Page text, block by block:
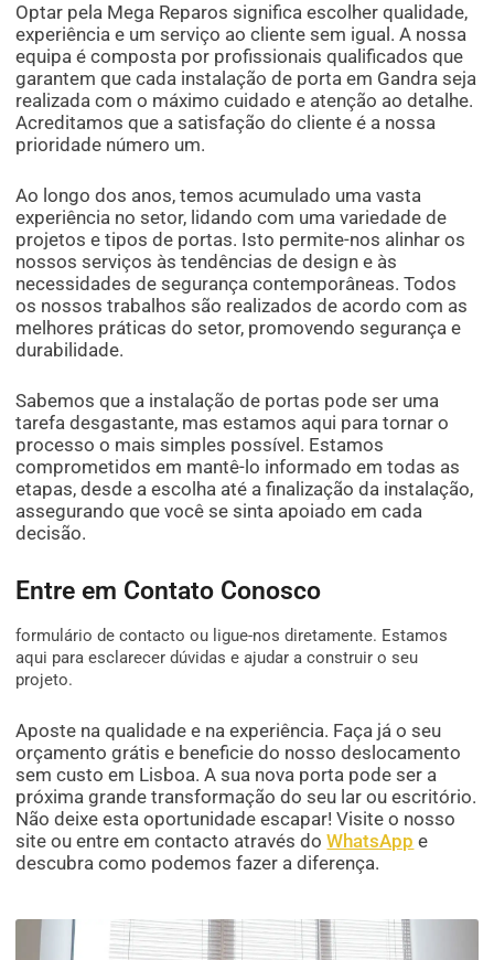
Optar pela Mega Reparos significa escolher qualidade,
experiência e um serviço ao cliente sem igual. A nossa
equipa é composta por profissionais qualificados que
garantem que cada instalação de porta em Gandra seja
realizada com o máximo cuidado e atenção ao detalhe.
Acreditamos que a satisfação do cliente é a nossa
prioridade número um.
Ao longo dos anos, temos acumulado uma vasta
experiência no setor, lidando com uma variedade de
projetos e tipos de portas. Isto permite-nos alinhar os
nossos serviços às tendências de design e às
necessidades de segurança contemporâneas. Todos
os nossos trabalhos são realizados de acordo com as
melhores práticas do setor, promovendo segurança e
durabilidade.
Sabemos que a instalação de portas pode ser uma
tarefa desgastante, mas estamos aqui para tornar o
processo o mais simples possível. Estamos
comprometidos em mantê-lo informado em todas as
etapas, desde a escolha até a finalização da instalação,
assegurando que você se sinta apoiado em cada
decisão.
Entre em Contato Conosco
formulário de contacto ou ligue-nos diretamente. Estamos
aqui para esclarecer dúvidas e ajudar a construir o seu
projeto.
Aposte na qualidade e na experiência. Faça já o seu
orçamento grátis e beneficie do nosso deslocamento
sem custo em Lisboa. A sua nova porta pode ser a
próxima grande transformação do seu lar ou escritório.
Não deixe esta oportunidade escapar! Visite o nosso
site ou entre em contacto através doWhatsApp e
descubra como podemos fazer a diferença.